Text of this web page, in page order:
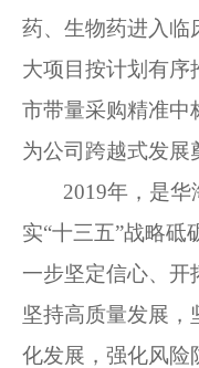
药、生物药进入临
大项目按计划有序
市带量采购精准
为公司跨越式发展
2019年，是华
实“十三五”战略砥
一步坚定信心、开
坚持高质量发展
化发展，强化风险